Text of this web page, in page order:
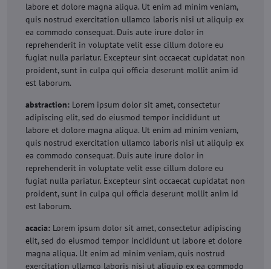
labore et dolore magna aliqua. Ut enim ad minim veniam,
quis nostrud exercitation ullamco laboris nisi ut aliquip ex
ea commodo consequat. Duis aute irure dolor in
reprehenderit in voluptate velit esse cillum dolore eu
fugiat nulla pariatur. Excepteur sint occaecat cupidatat non
proident, sunt in culpa qui officia deserunt mollit anim id
est laborum.
abstraction: Lorem ipsum dolor sit amet, consectetur
adipiscing elit, sed do eiusmod tempor incididunt ut
labore et dolore magna aliqua. Ut enim ad minim veniam,
quis nostrud exercitation ullamco laboris nisi ut aliquip ex
ea commodo consequat. Duis aute irure dolor in
reprehenderit in voluptate velit esse cillum dolore eu
fugiat nulla pariatur. Excepteur sint occaecat cupidatat non
proident, sunt in culpa qui officia deserunt mollit anim id
est laborum.
acacia: Lorem ipsum dolor sit amet, consectetur adipiscing
elit, sed do eiusmod tempor incididunt ut labore et dolore
magna aliqua. Ut enim ad minim veniam, quis nostrud
exercitation ullamco laboris nisi ut aliquip ex ea commodo